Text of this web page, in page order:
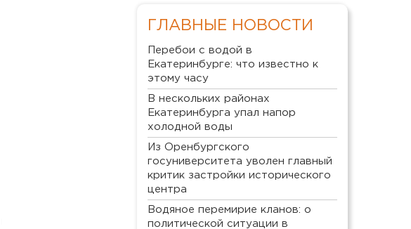
ГЛАВНЫЕ НОВОСТИ
Перебои с водой в
Екатеринбурге: что известно к
этому часу
В нескольких районах
Екатеринбурга упал напор
холодной воды
Из Оренбургского
госуниверситета уволен главный
критик застройки исторического
центра
Водяное перемирие кланов: о
политической ситуации в